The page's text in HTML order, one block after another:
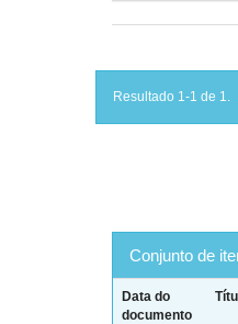
Resultado 1-1 de 1.
Conjunto de
Data do
documento